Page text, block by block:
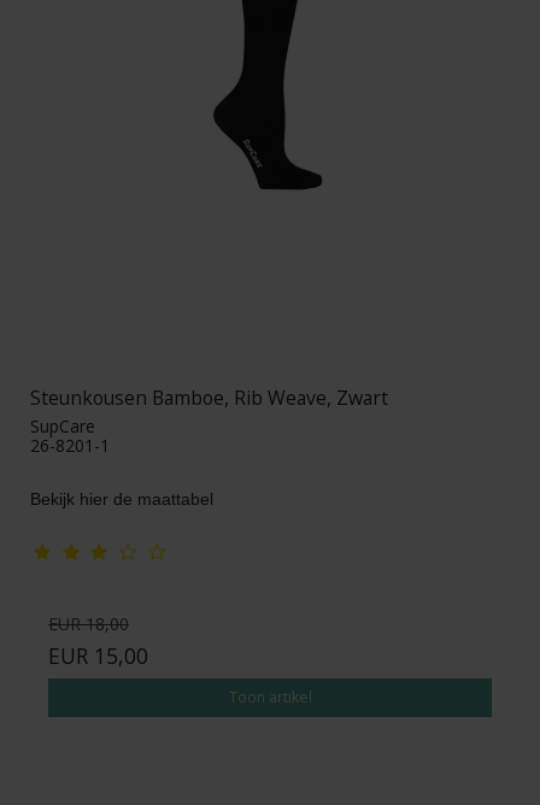
Steunkousen Bamboe, Rib Weave, Zwart
SupCare
26-8201-1
Bekijk hier de maattabel
EUR 18,00
EUR 15,00
Toon artikel